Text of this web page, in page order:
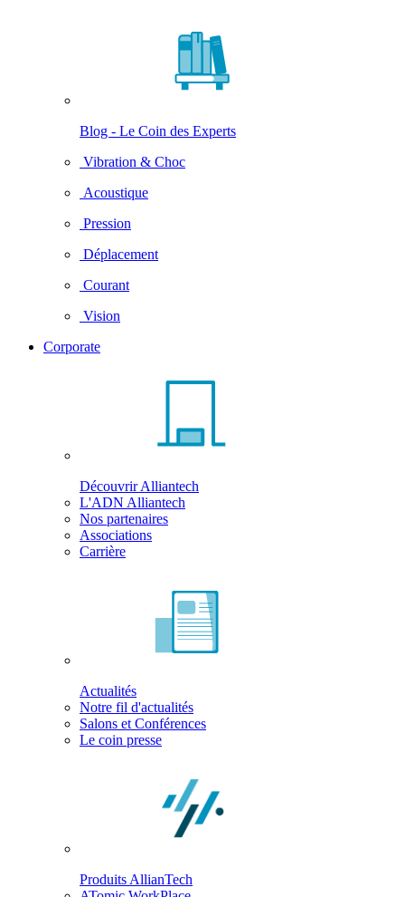
Blog - Le Coin des Experts
Vibration & Choc
Acoustique
Pression
Déplacement
Courant
Vision
Corporate
Découvrir Alliantech
L'ADN Alliantech
Nos partenaires
Associations
Carrière
Actualités
Notre fil d'actualités
Salons et Conférences
Le coin presse
Produits AllianTech